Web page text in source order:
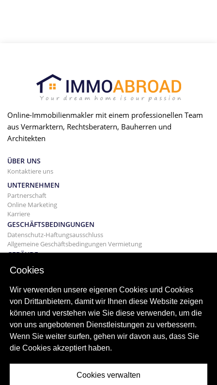
Online-Immobilienmakler mit einem professionellen Team
aus Vermarktern, Rechtsberatern, Bauherren und
Architekten
ÜBER UNS
Kontaktiere uns
UNTERNEHMEN
Partnerschaft
Online Marketing
Karriere
GESCHÄFTSBEDINGUNGEN
Datenschutz-Haftungsausschluss
Allgemeine Geschäftsbedingungen Vermietung
GEBÄUDE
Projekte
Kaufen Sie Ihr Haus
Verkaufen
Hypothek
Suchdienst
BLOGGEN
Bloggen
Weltweite Regionen
Cookies
Wir verwenden unsere eigenen Cookies und Cookies
von Drittanbietern, damit wir Ihnen diese Website zeigen
können und verstehen wie Sie diese verwenden, um die
von uns angebotenen Dienstleistungen zu verbessern.
Wenn Sie weiter surfen, gehen wir davon aus, dass Sie
die Cookies akzeptiert haben.
Cookies verwalten